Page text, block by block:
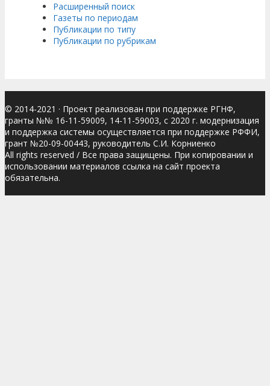
Расширенный поиск
Газеты по периодам
Публикации по типу
Публикации по рубрикам
© 2014-2021 · Проект реализован при поддержке РГНФ,
гранты №№ 16-11-59009, 14-11-59003, с 2020 г. модернизация
и поддержка системы осуществляется при поддержке РФФИ,
грант №20-09-00443, руководитель С.И. Корниенко
All rights reserved / Все права защищены. При копировании и
использовании материалов ссылка на сайт проекта
обязательна.